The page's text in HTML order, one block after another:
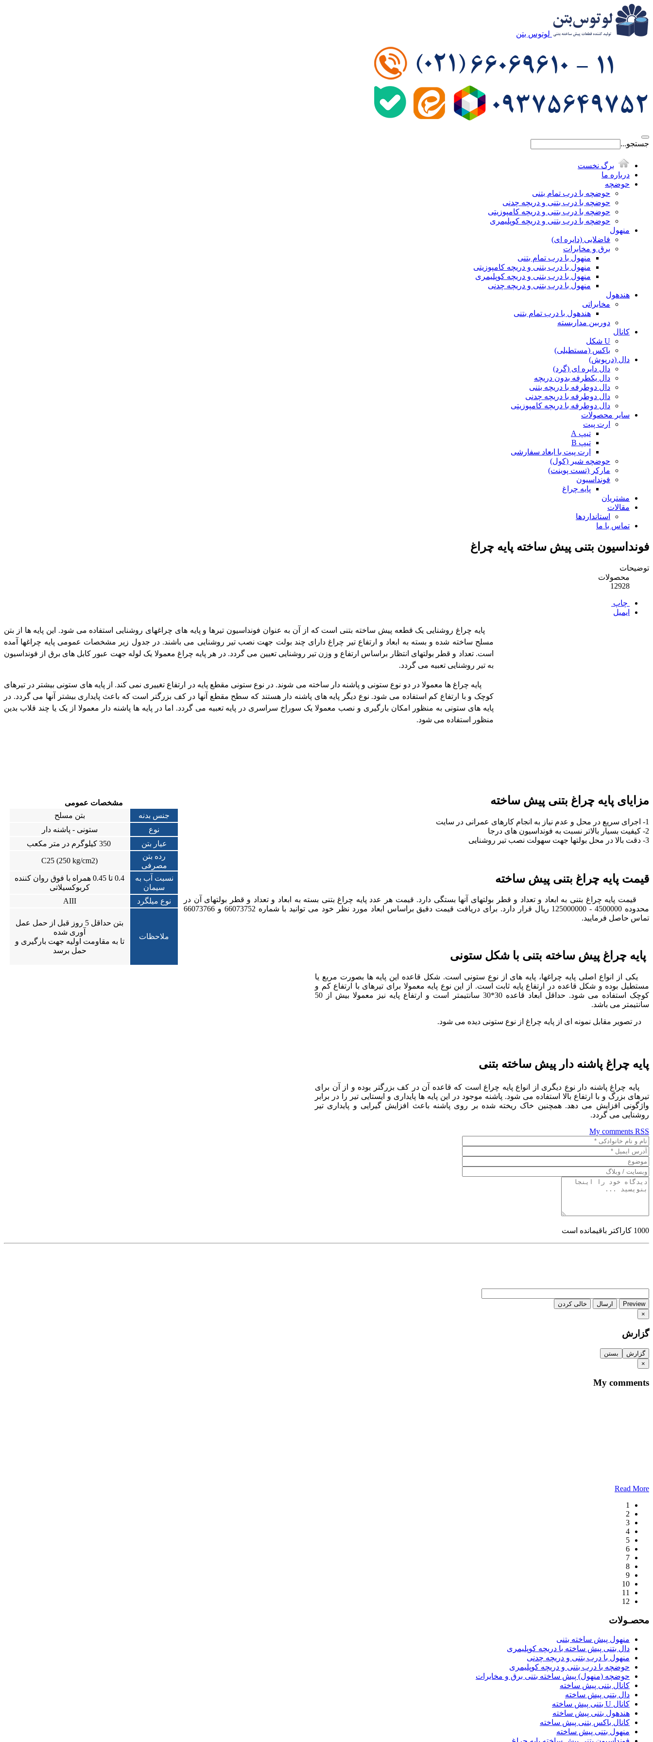
لوتوس بتن
جستجو...
برگ نخست
درباره ما
حوضچه
حوضچه با درب تمام بتنی
حوضچه با درب بتنی و دریچه چدنی
حوضچه با درب بتنی و دریچه کامپوزیتی
حوضچه با درب بتنی و دریچه کوپلیمری
منهول
فاضلابی (دایره ای)
برق و مخابرات
منهول با درب تمام بتنی
منهول با درب بتنی و دریچه کامپوزیتی
منهول با درب بتنی و دریچه کوپلیمری
منهول با درب بتنی و دریچه چدنی
هندهول
مخابراتی
هندهول با درب تمام بتنی
دوربین مداربسته
کانال
U شکل
باکس (مستطیلی)
دال (درپوش)
دال دایره ای (گرد)
دال یکطرفه بدون دریچه
دال دوطرفه با دریچه بتنی
دال دوطرفه با دریچه چدنی
دال دوطرفه با دریچه کامپوزیتی
سایر محصولات
ارت پیت
تیپ A
تیپ B
ارت پیت با ابعاد سفارشی
حوضچه شیر (کول)
مارکر (تست پوینت)
فونداسیون
پایه چراغ
مشتریان
مقالات
استانداردها
تماس با ما
فونداسیون بتنی پیش ساخته پایه چراغ
توضیحات
محصولات
12928
چاپ
ایمیل
پایه چراغ روشنایی یک قطعه پیش ساخته بتنی است که از آن به عنوان فونداسیون تیرها و پایه های چراغهای روشنایی استفاده می شود. این پایه ها از بتن
مسلح ساخته شده و بسته به ابعاد و ارتفاع تیر چراغ دارای چند بولت جهت نصب تیر روشنایی می باشند. در جدول زیر مشخصات عمومی پایه چراغها آمده
است. تعداد و قطر بولتهای انتظار براساس ارتفاع و وزن تیر روشنایی تعیین می گردد. در هر پایه چراغ معمولا یک لوله جهت عبور کابل های برق از فونداسیون
به تیر روشنایی تعبیه می گردد.
پایه چراغ ها معمولا در دو نوع ستونی و پاشنه دار ساخته می شوند. در نوع ستونی مقطع پایه در ارتفاع تغییری نمی کند. از پایه های ستونی بیشتر در تیرهای
کوچک و با ارتفاع کم استفاده می شود. نوع دیگر پایه های پاشنه دار هستند که سطح مقطع آنها در کف بزرگتر است که باعث پایداری بیشتر آنها می گردد. در
پایه های ستونی به منظور امکان بارگیری و نصب معمولا یک سوراخ سراسری در پایه تعبیه می گردد. اما در پایه ها پاشنه دار معمولا از یک یا چند قلاب بدین
منظور استفاده می شود.
مشخصات عمومی
جنس بدنه
بتن مسلح
نوع
ستونی - پاشنه دار
عیار بتن
350 کیلوگرم در متر مکعب
رده بتن
مصرفی
(C25 (250 kg/cm2
نسبت آب به
سیمان
0.4 تا 0.45 همراه با فوق روان کننده
کربوکسیلاتی
نوع میلگرد
AIII
ملاحظات
بتن حداقل 5 روز قبل از حمل عمل
آوری شده
تا به مقاومت اولیه جهت بارگیری و
حمل برسد
مزایای پایه چراغ بتنی پیش ساخته
1- اجرای سریع در محل و عدم نیاز به انجام کارهای عمرانی در سایت
2- کیفیت بسیار بالاتر نسبت به فونداسیون های درجا
3- دقت بالا در محل بولتها جهت سهولت نصب تیر روشنایی
قیمت پایه چراغ بتنی پیش ساخته
قیمت پایه چراغ بتنی به ابعاد و تعداد و قطر بولتهای آنها بستگی دارد. قیمت هر عدد پایه چراغ بتنی بسته به ابعاد و تعداد و قطر بولتهای آن در
محدوده 4500000 - 125000000 ریال قرار دارد. برای دریافت قیمت دقیق براساس ابعاد مورد نظر خود می توانید با شماره 66073752 و 66073766
تماس حاصل فرمایید.
پایه چراغ پیش ساخته بتنی با شکل ستونی
یکی از انواع اصلی پایه چراغها، پایه های از نوع ستونی است. شکل قاعده این پایه ها بصورت مربع یا
مستطیل بوده و شکل قاعده در ارتفاع پایه ثابت است. از این نوع پایه معمولا برای تیرهای با ارتفاع کم و
کوچک استفاده می شود. حداقل ابعاد قاعده 30*30 سانتیمتر است و ارتفاع پایه نیز معمولا بیش از 50
سانتیمتر می باشد.
در تصویر مقابل نمونه ای از پایه چراغ از نوع ستونی دیده می شود.
پایه چراغ پاشنه دار پیش ساخته بتنی
پایه چراغ پاشنه دار نوع دیگری از انواع پایه چراغ است که قاعده آن در کف بزرگتر بوده و از آن برای
تیرهای بزرگ و با ارتفاع بالا استفاده می شود. پاشنه موجود در این پایه ها پایداری و ایستایی تیر را در برابر
واژگونی افزایش می دهد. همچنین خاک ریخته شده بر روی پاشنه باعث افزایش گیرایی و پایداری تیر
روشنایی می گردد.
My comments RSS
1000 کاراکتر باقیمانده است
Preview ارسال
خالی کردن
×
گزارش
گزارش
بستن
×
My comments
Read More
1
2
3
4
5
6
7
8
9
10
11
12
محصـولات
منهول پیش ساخته بتنی
دال بتنی پیش ساخته با دریچه کوپلیمری
منهول با درب بتنی و دریچه چدنی
حوضچه با درب بتنی و دریچه کوپلیمری
حوضچه (منهول) پیش ساخته بتنی برق و مخابرات
کانال بتنی پیش ساخته
دال بتنی پیش ساخته
کانال U بتنی پیش ساخته
هندهول بتنی پیش ساخته
کانال باکس بتنی پیش ساخته
منهول بتنی پیش ساخته